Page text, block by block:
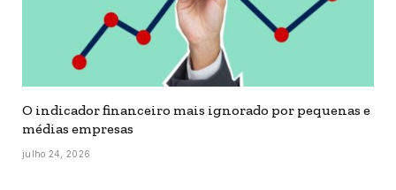
O indicador financeiro mais ignorado por pequenas e
médias empresas
julho 24, 2026